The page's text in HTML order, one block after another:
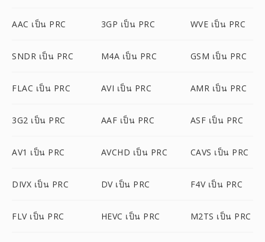
AAC เป็น PRC 3GP เป็น PRC WVE เป็น PRC
SNDR เป็น PRC M4A เป็น PRC GSM เป็น PRC
FLAC เป็น PRC AVI เป็น PRC AMR เป็น PRC
3G2 เป็น PRC AAF เป็น PRC ASF เป็น PRC
AV1 เป็น PRC AVCHD เป็น PRC CAVS เป็น PRC
DIVX เป็น PRC DV เป็น PRC F4V เป็น PRC
FLV เป็น PRC HEVC เป็น PRC M2TS เป็น PRC